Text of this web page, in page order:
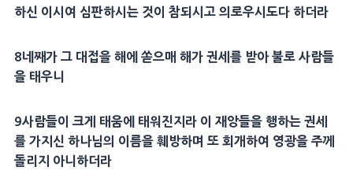
하신 이시여 심판하시는 것이 참되시고 의로우시도다 하더라
8네째가 그 대접을 해에 쏟으매 해가 권세 를 받아 불로 사람들
을 태우니
9사람들이 크게 태움에 태워진지라 이 재앙들을 행하는 권세
를 가지신 하나님의 이름을 훼방하며 또 회개하여 영광을 주께
돌리지 아니하더라